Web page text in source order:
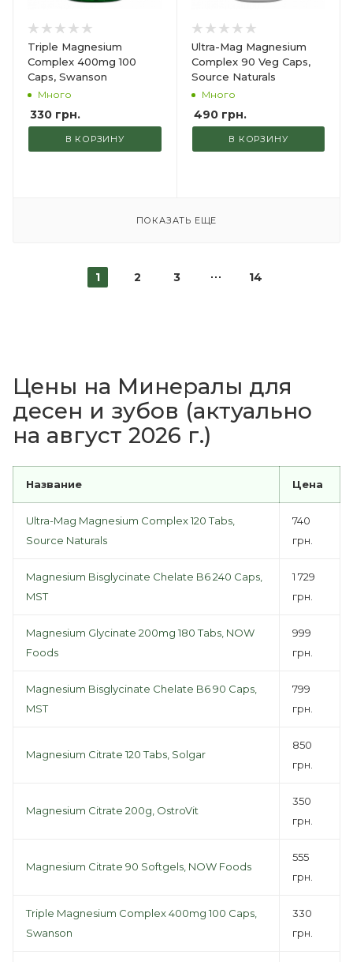
Triple Magnesium
Complex 400mg 100
Caps, Swanson
Много
330 грн.
В КОРЗИНУ
Ultra-Mag Magnesium
Complex 90 Veg Caps,
Source Naturals
Много
490грн.
В КОРЗИНУ
ПОКАЗАТЬ ЕЩЕ
1 2 3 14
Цены на Минералы для
десен и зубов (актуально
на август 2026 г.)
Название Цена
Ultra-Mag Magnesium Complex 120 Tabs,
Source Naturals
740
грн.
Magnesium Bisglycinate Chelate B6 240 Caps,
MST
1 729
грн.
Magnesium Glycinate 200mg 180 Tabs, NOW
Foods
999
грн.
Magnesium Bisglycinate Chelate B6 90 Caps,
MST
799
грн.
Magnesium Citrate 120 Tabs, Solgar
850
грн.
Magnesium Citrate 200g, OstroVit
350
грн.
Magnesium Citrate 90 Softgels, NOW Foods
555
грн.
Triple Magnesium Complex 400mg 100 Caps,
Swanson
330
грн.